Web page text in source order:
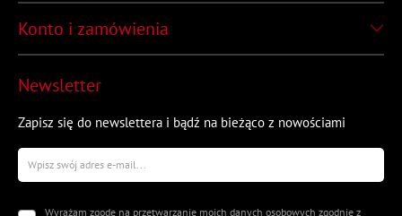
Konto i zamówienia
Newsletter
Zapisz się do newslettera i bądź na bieżąco z nowościami
Wyrażam zgodę na przetwarzanie moich danych osobowych zgodnie z